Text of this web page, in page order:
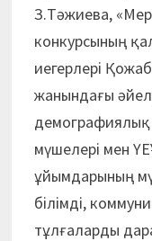
З.Тәжиева,
конкурсының
иегерлері
жанындағы
демографиялық
мүшелері мен
ұйымдарының
білімді,
тұлғаларды